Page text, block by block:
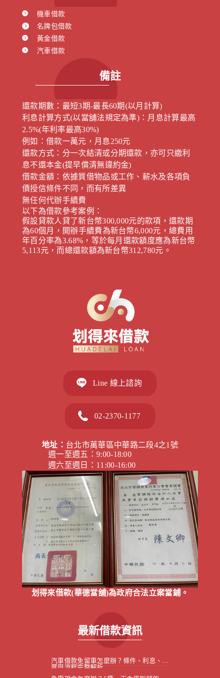
機車借款
名牌包借款
黃金借款
汽車借款
備註
還款期數：最短3期-最長60期(以月計算)
利息計算方式(以當舖法規定為準)：月息計算最高
2.5%(年利率最高30%)
例如：借款一萬元，月息250元
還款方式：分一次結清或分期還款，亦可只繳利
息不還本金(提早償清無違約金)
借款金額：依據質借物品或工作、薪水及各項負
債授信條件不同，而有所差異
無任何代辦手續費
以下為借款參考案例：
假設貸款人貸了新台幣300,000元的款項，還款期
為60個月，開辦手續費為新台幣6,000元，總費用
年百分率為3.68%，等於每月還款額度應為新台幣
5,113元，而總還款額為新台幣312,780元。
Line 線上諮詢
02-2370-1177
地址： 台北市萬華區中華路二段4之1號
週一至週五：9:00-18:00
週六至週日：11:00-16:00
划得來借款(華德當舖)為政府合法立案當鋪。
最新借款資訊
汽車借款免留車怎麼辦？條件、利息、額
度與流程完整解析